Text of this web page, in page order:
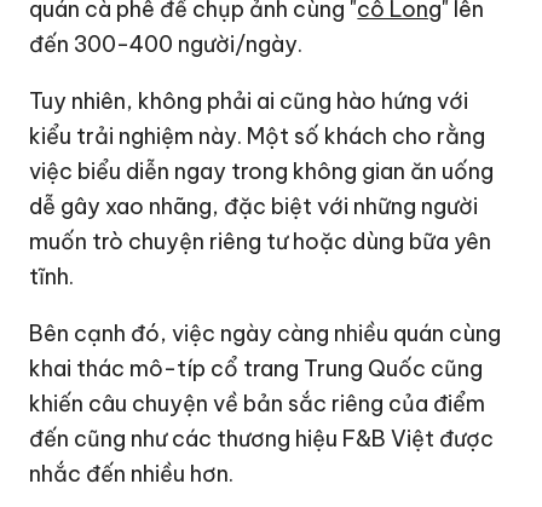
quán cà phê để chụp ảnh cùng "cô Long" lên
đến 300-400 người/ngày.
Tuy nhiên, không phải ai cũng hào hứng với
kiểu trải nghiệm này. Một số khách cho rằng
việc biểu diễn ngay trong không gian ăn uống
dễ gây xao nhãng, đặc biệt với những người
muốn trò chuyện riêng tư hoặc dùng bữa yên
tĩnh.
Bên cạnh đó, việc ngày càng nhiều quán cùng
khai thác mô-típ cổ trang Trung Quốc cũng
khiến câu chuyện về bản sắc riêng của điểm
đến cũng như các thương hiệu F&B Việt được
nhắc đến nhiều hơn.